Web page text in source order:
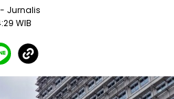
- Jurnalis
WIB